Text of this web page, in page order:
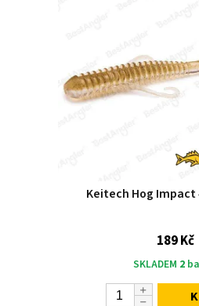
Keitech Hog Impact
189 Kč
SKLADEM 2